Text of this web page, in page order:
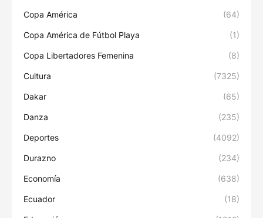
Copa América (64)
Copa América de Fútbol Playa (1)
Copa Libertadores Femenina (8)
Cultura (7325)
Dakar (65)
Danza (235)
Deportes (4092)
Durazno (234)
Economía (638)
Ecuador (18)